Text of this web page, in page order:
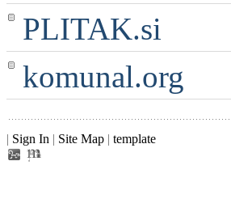
PLITAK.si
komunal.org
| Sign In | Site Map | template